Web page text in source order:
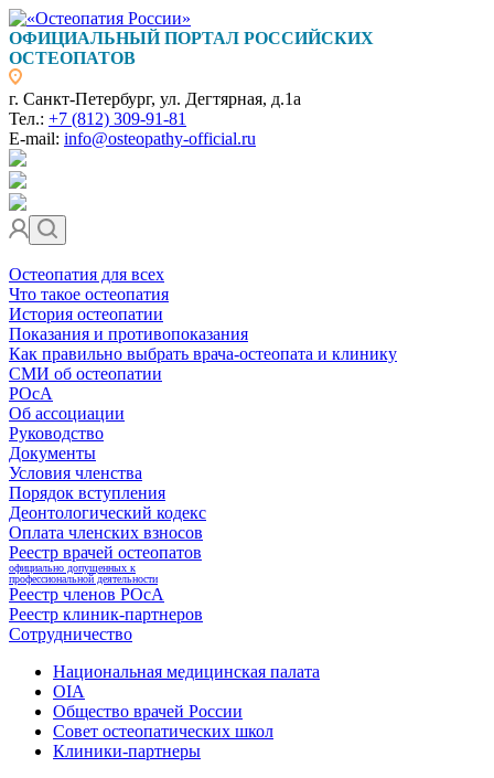
ОФИЦИАЛЬНЫЙ ПОРТАЛ РОССИЙСКИХ
ОСТЕОПАТОВ
г. Санкт-Петербург, ул. Дегтярная, д.1а
Тел.: +7 (812) 309-91-81
E-mail: info@osteopathy-official.ru
Остеопатия для всех
Что такое остеопатия
История остеопатии
Показания и противопоказания
Как правильно выбрать врача-остеопата и клинику
СМИ об остеопатии
РОсА
Об ассоциации
Руководство
Документы
Условия членства
Порядок вступления
Деонтологический кодекс
Оплата членских взносов
Реестр врачей остеопатов
официально допущенных к
профессиональной деятельности
Реестр членов РОсА
Реестр клиник-партнеров
Сотрудничество
Национальная медицинская палата
OIA
Общество врачей России
Совет остеопатических школ
Клиники-партнеры